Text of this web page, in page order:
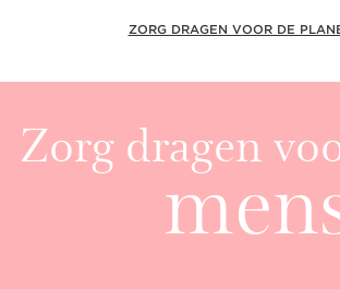
ZORG DRAGEN VOOR DE
Zorg dragen